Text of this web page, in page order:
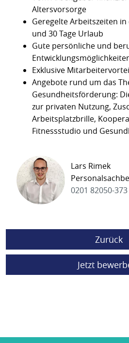
Altersvorsorge
Geregelte Arbeitszeiten in
und 30 Tage Urlaub
Gute persönliche und
Exklusive
Angebote rund um das
Gesundheitsförderung:
zur privaten Nutzung,
Arbeitsplatzbrille,
Fitnessstudio und
Lars Rimek
0201 82050-373
Zurück
Jetzt